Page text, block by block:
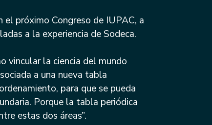
próximo Congreso de IUPAC, a
a la experiencia de Sodeca.
vincular la ciencia del mundo
a una nueva tabla
para que se pueda
Porque la tabla periódica
estas dos áreas”.